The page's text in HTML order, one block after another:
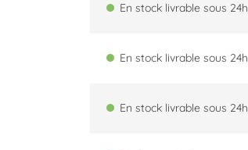
En stock livrable sous 24h
En stock livrable sous 24h
En stock livrable sous 24h